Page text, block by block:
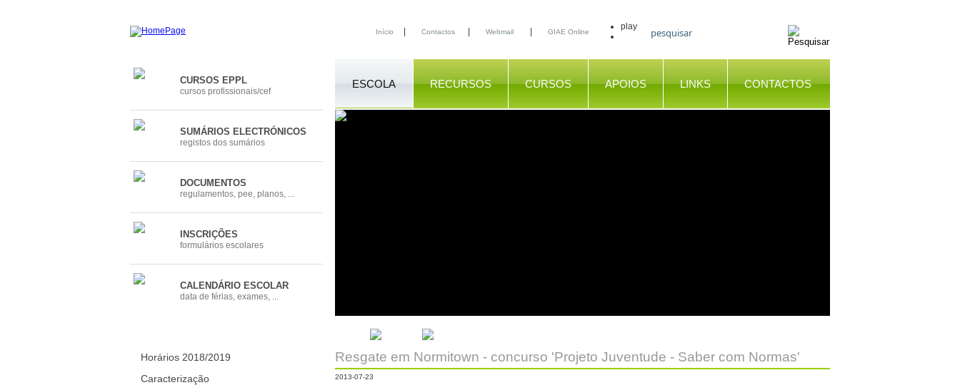
Início Contactos Webmail GIAE Online
play
CURSOS EPPL
cursos profissionais/cef
SUMÁRIOS ELECTRÓNICOS
registos dos sumários
DOCUMENTOS
regulamentos, pee, planos, ...
INSCRIÇÕES
formulários escolares
CALENDÁRIO ESCOLAR
data de férias, exames, ...
ESCOLA RECURSOS CURSOS APOIOS LINKS CONTACTOS
Horários 2018/2019
Caracterização
Resgate em Normitown - concurso 'Projeto Juventude - Saber com Normas'
2013-07-23